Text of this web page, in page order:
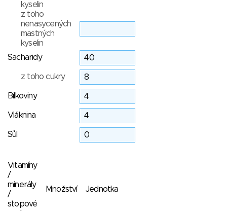
kyselin
z toho
nenasycených
mastných
kyselin
Sacharidy
z toho cukry
Bílkoviny
Vláknina
Sůl
Vitamíny
/
minerály
/
stopové
Množství Jednotka